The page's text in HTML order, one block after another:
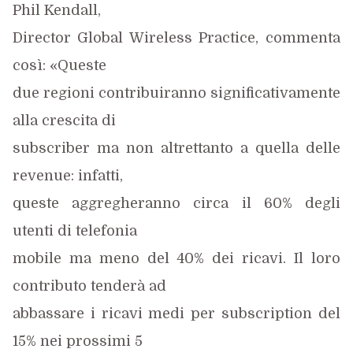
Phil Kendall,
Director Global Wireless Practice, commenta
così: «Queste
due regioni contribuiranno significativamente
alla crescita di
subscriber ma non altrettanto a quella delle
revenue: infatti,
queste aggregheranno circa il 60% degli
utenti di telefonia
mobile ma meno del 40% dei ricavi. Il loro
contributo tenderà ad
abbassare i ricavi medi per subscription del
15% nei prossimi 5